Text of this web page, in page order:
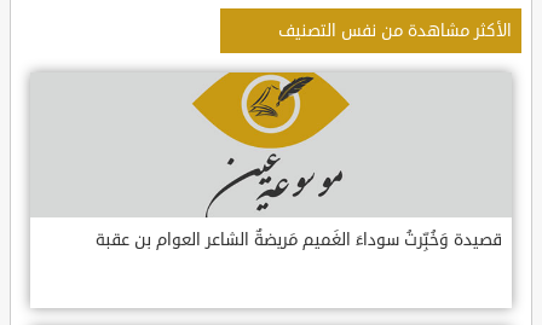
الأكثر مشاهدة من نفس التصنيف
قصيدة وَخُبِّرتُ سوداءَ الغَميم مَريضةٌ الشاعر العوام بن عقبة